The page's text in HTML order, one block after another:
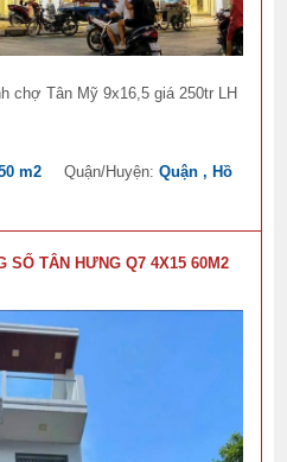
chợ Tân Mỹ 9x16,5 giá 250tr LH
m2 Quận/Huyện:Quận , Hồ
SỐ TÂN HƯNG Q7 4X15 60M2